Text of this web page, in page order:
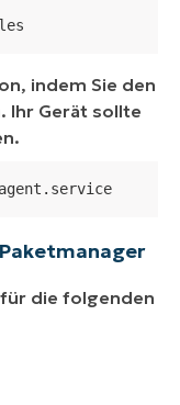
indem Sie den
Ihr Gerät sollte
die folgenden